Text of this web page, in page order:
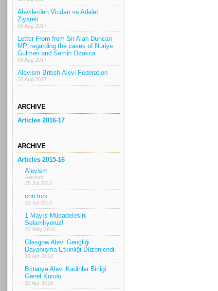
Alevilerden Vicdan ve Adalet
Ziyareti
06 Aug 2017
Letter From from Sir Alan Duncan
MP, regarding the cases of Nuriye
Gulmen and Semih Ozakca.
06 Aug 2017
Alevism British Alevi Federation
06 Aug 2017
ARCHIVE
Articles 2016-17
ARCHIVE
Articles 2015-16
Alevism
Alevism
25 Jul 2016
cnn turk
20 Jul 2016
1 Mayıs Mücadelesini
Selamlıyoruz!
02 May 2016
Glasgow Alevi Gençliği
Dayanışma Etkinliği Düzenlendi.
19 Apr 2016
Britanya Alevi Kadinlar Birligi
Genel Kurulu
19 Apr 2016